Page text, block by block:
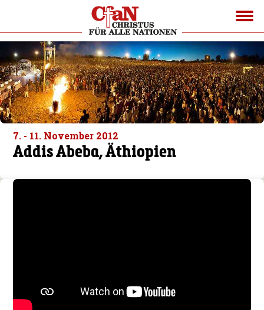
7. - 11. November 2012
Addis Abeba, Äthiopien